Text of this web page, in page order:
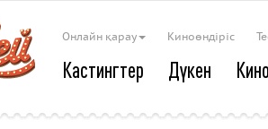
Онлайн қарау Киноөндіріс
Кастингтер Дүкен